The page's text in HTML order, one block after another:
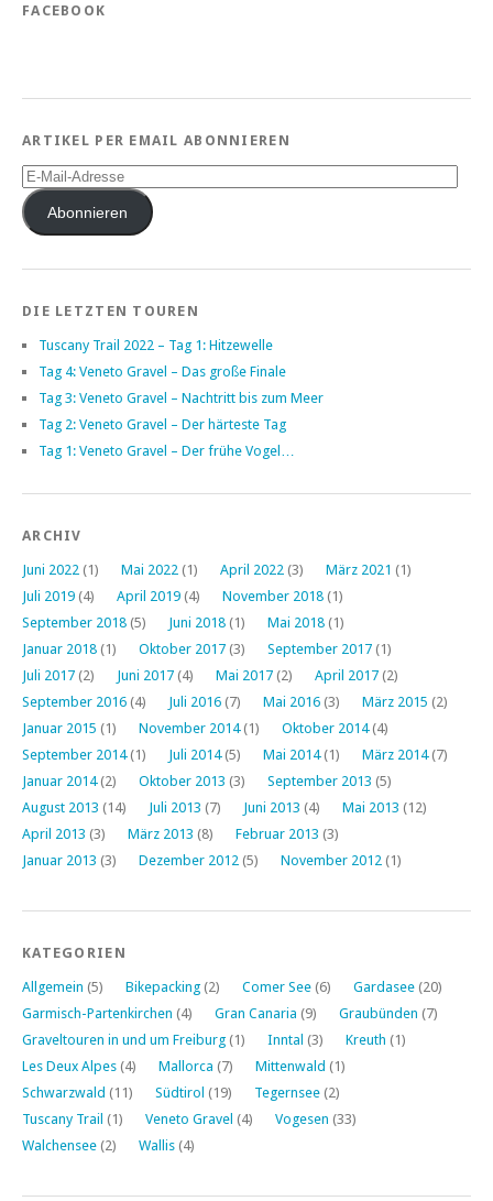
FACEBOOK
ARTIKEL PER EMAIL ABONNIEREN
E-
Mail-
AdresseAbonnieren
DIE LETZTEN TOUREN
Tuscany Trail 2022 – Tag 1: Hitzewelle
Tag 4: Veneto Gravel – Das große Finale
Tag 3: Veneto Gravel – Nachtritt bis zum Meer
Tag 2: Veneto Gravel – Der härteste Tag
Tag 1: Veneto Gravel – Der frühe Vogel…
ARCHIV
Juni 2022 (1) Mai 2022 (1) April 2022 (3) März 2021 (1)
Juli 2019 (4) April 2019 (4) November 2018 (1)
September 2018 (5) Juni 2018 (1) Mai 2018 (1)
Januar 2018 (1) Oktober 2017 (3) September 2017 (1)
Juli 2017 (2) Juni 2017 (4) Mai 2017 (2) April 2017 (2)
September 2016 (4) Juli 2016 (7) Mai 2016 (3) März 2015 (2)
Januar 2015 (1) November 2014(1) Oktober 2014(4)
September 2014(1) Juli 2014(5) Mai 2014(1) März 2014(7)
Januar 2014(2) Oktober 2013 (3) September 2013 (5)
August 2013 (14) Juli 2013 (7) Juni 2013 (4) Mai 2013 (12)
April 2013 (3) März 2013 (8) Februar 2013 (3)
Januar 2013 (3) Dezember 2012 (5) November 2012 (1)
KATEGORIEN
Allgemein (5) Bikepacking (2) Comer See (6) Gardasee (20)
Garmisch-Partenkirchen (4) Gran Canaria (9) Graubünden (7)
Graveltouren in und um Freiburg (1) Inntal (3) Kreuth (1)
Les Deux Alpes (4) Mallorca (7) Mittenwald (1)
Schwarzwald (11) Südtirol (19) Tegernsee (2)
Tuscany Trail (1) Veneto Gravel (4) Vogesen (33)
Walchensee (2) Wallis (4)